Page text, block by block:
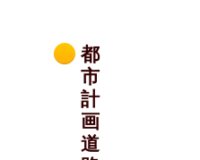
都
市
計
画
道